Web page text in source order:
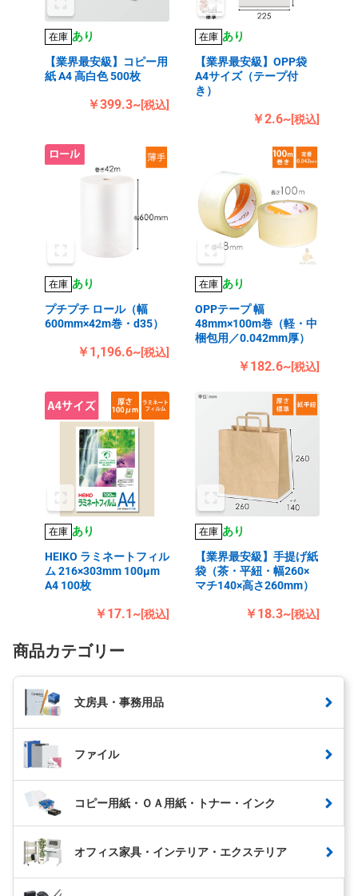
在庫 あり
【業界最安級】コピー用
紙 A4 高白色 500枚
￥399.3~[税込]
在庫 あり
【業界最安級】OPP袋
A4サイズ（テープ付
き）
￥2.6~[税込]
在庫 あり
プチプチ ロール（幅
600mm×42m巻・d35）
￥1,196.6~[税込]
在庫 あり
OPPテープ 幅
48mm×100m巻（軽・中
梱包用／0.042mm厚）
￥182.6~[税込]
在庫 あり
HEIKO ラミネートフィル
ム 216×303mm 100μm
A4 100枚
￥17.1~[税込]
在庫 あり
【業界最安級】手提げ紙
袋（茶・平紐・幅260×
マチ140×高さ260mm）
￥18.3~[税込]
商品カテゴリー
文房具・事務用品
ファイル
コピー用紙・ＯＡ用紙・トナー・インク
オフィス家具・インテリア・エクステリア